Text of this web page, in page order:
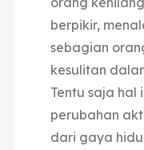
berpikir,
sebagian
kesulitan
Tentu saja
perubahan
dari gaya